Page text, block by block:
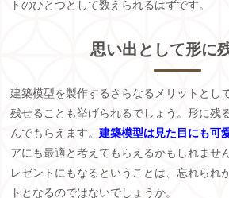
トのひとつとして数えられるはずです。
思い出として形に
建築模型を製作するさらなるメリットとし
残せることも挙げられるでしょう。形に残
んでもらえます。建築模型は見た目にも可
アにも最適と考えてもらえるかもしれませ
レゼントにもなるということは、忘れられ
トとなるのではないでしょうか。